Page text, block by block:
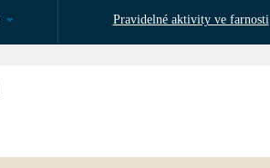
Pravidelné aktivity ve farnosti